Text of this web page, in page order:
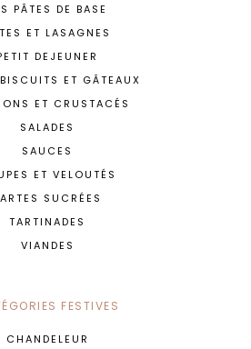
PÂTES DE BASE
ET LASAGNES
DEJEUNER
ET GÂTEAUX
ET CRUSTACÉS
SALADES
SAUCES
ET VELOUTÉS
SUCRÉES
TARTINADES
VIANDES
FESTIVES
CHANDELEUR